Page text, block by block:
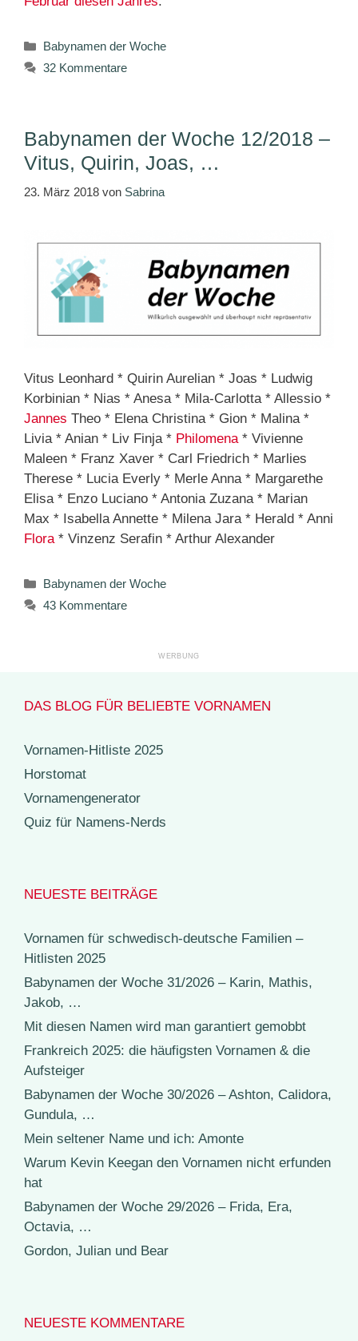
Kategorien
Babynamen der Woche
32 Kommentare
Babynamen der Woche 12/2018 –
Vitus, Quirin, Joas, …
23. März 2018 von Sabrina
Vitus Leonhard * Quirin Aurelian * Joas * Ludwig
Korbinian * Nias * Anesa * Mila-Carlotta * Allessio *
Jannes Theo * Elena Christina * Gion * Malina *
Livia * Anian * Liv Finja * Philomena* Vivienne
Maleen * Franz Xaver * Carl Friedrich * Marlies
Therese * Lucia Everly * Merle Anna * Margarethe
Elisa * Enzo Luciano * Antonia Zuzana * Marian
Max * Isabella Annette * Milena Jara * Herald * Anni
Flora* Vinzenz Serafin * Arthur Alexander
Kategorien
Babynamen der Woche
43 Kommentare
DAS BLOG FÜR BELIEBTE VORNAMEN
Vornamen-Hitliste 2025
Horstomat
Vornamengenerator
Quiz für Namens-Nerds
NEUESTE BEITRÄGE
Vornamen für schwedisch-deutsche Familien –
Hitlisten 2025
Babynamen der Woche 31/2026 – Karin, Mathis,
Jakob, …
Mit diesen Namen wird man garantiert gemobbt
Frankreich 2025: die häufigsten Vornamen & die
Aufsteiger
Babynamen der Woche 30/2026 – Ashton, Calidora,
Gundula, …
Mein seltener Name und ich: Amonte
Warum Kevin Keegan den Vornamen nicht erfunden
hat
Babynamen der Woche 29/2026 – Frida, Era,
Octavia, …
Gordon, Julian und Bear
NEUESTE KOMMENTARE